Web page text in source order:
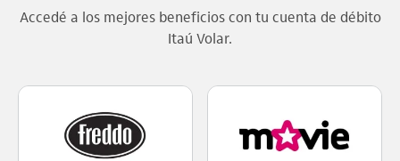
Accedé a los mejores beneficios con tu cuenta de débito
Itaú Volar.